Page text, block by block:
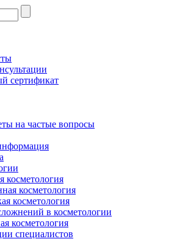
сертификат
на частые вопросы
косметология
косметология
косметология
в косметологии
косметология
специалистов